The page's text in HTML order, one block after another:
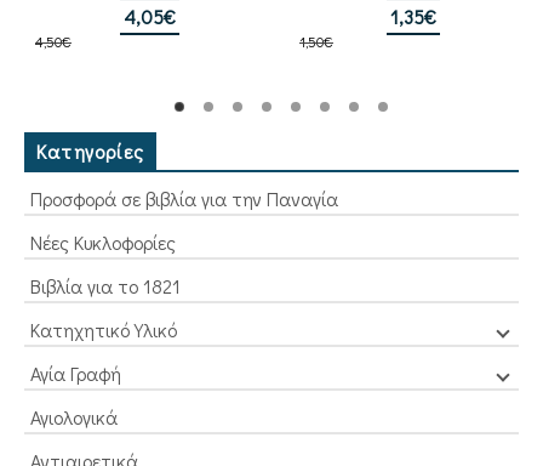
4,50€
Original
price
4,50€.
4,05€
τρέχουσα
είναι:
1,50€
Original
price
1,50€.
1,35€
τρέχουσα
Κατηγορίες
Προσφορά σε βιβλία για την Παναγία
Νέες Κυκλοφορίες
Βιβλία για το 1821
Κατηχητικό Υλικό
Αγία Γραφή
Αγιολογικά
Αντιαιρετικά